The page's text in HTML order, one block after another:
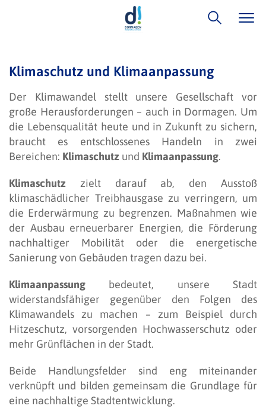
Klimaschutz und Klimaanpassung
Der Klimawandel stellt unsere Gesellschaft vor
große Herausforderungen – auch in Dormagen. Um
die Lebensqualität heute und in Zukunft zu sichern,
braucht es entschlossenes Handeln in zwei
Bereichen: Klimaschutz und Klimaanpassung.
Klimaschutz zielt darauf ab, den Ausstoß
klimaschädlicher Treibhausgase zu verringern, um
die Erderwärmung zu begrenzen. Maßnahmen wie
der Ausbau erneuerbarer Energien, die Förderung
nachhaltiger Mobilität oder die energetische
Sanierung von Gebäuden tragen dazu bei.
Klimaanpassung bedeutet, unsere Stadt
widerstandsfähiger gegenüber den Folgen des
Klimawandels zu machen – zum Beispiel durch
Hitzeschutz, vorsorgenden Hochwasserschutz oder
mehr Grünflächen in der Stadt.
Beide Handlungsfelder sind eng miteinander
verknüpft und bilden gemeinsam die Grundlage für
eine nachhaltige Stadtentwicklung.